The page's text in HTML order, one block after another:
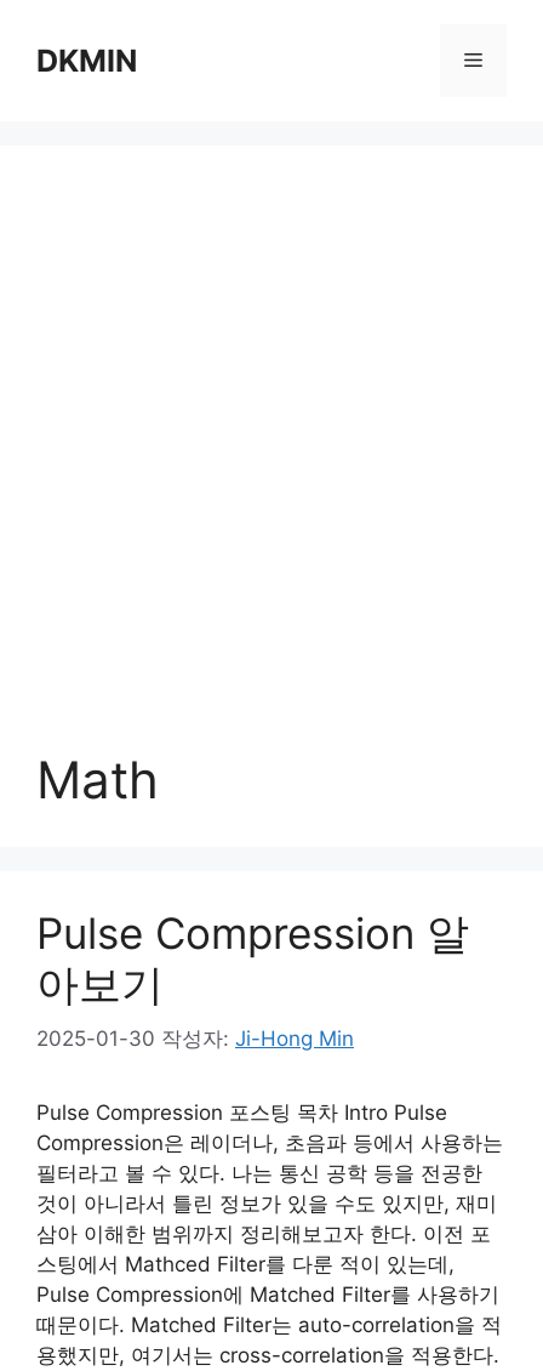
DKMIN 메
Math
Pulse Compression 알
아보기
2025-01-30 작성자: Ji-Hong Min
Pulse Compression 포스팅 목차 Intro Pulse
Compression은 레이더나, 초음파 등에서 사용하는
필터라고 볼 수 있다. 나는 통신 공학 등을 전공한
것이 아니라서 틀린 정보가 있을 수도 있지만, 재미
삼아 이해한 범위까지 정리해보고자 한다. 이전 포
스팅에서 Mathced Filter를 다룬 적이 있는데,
Pulse Compression에 Matched Filter를 사용하기
때문이다. Matched Filter는 auto-correlation을 적
용했지만, 여기서는 cross-correlation을 적용한다.